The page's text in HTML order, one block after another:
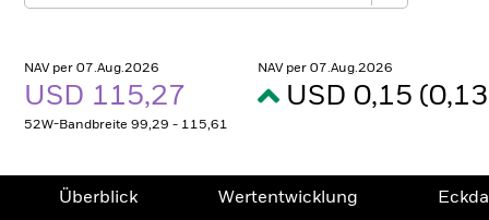
NAV per 07.Aug.2026
USD 115,27
52W-Bandbreite 99,29 - 115,61
NAV per 07.Aug.2026
USD 0,15
Überblick Wertentwicklung